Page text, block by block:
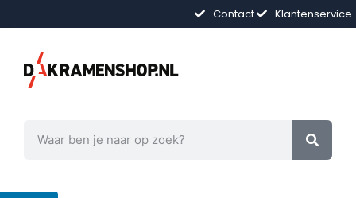
Contact Klantenservice